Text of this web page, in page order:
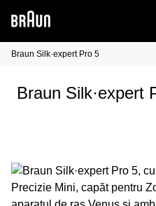
Braun Silk·expert Pro 5
Braun Silk·expert